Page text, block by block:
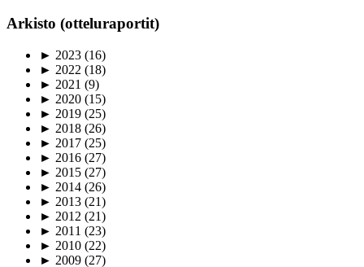
Arkisto (otteluraportit)
► 2023 (16)
► 2022 (18)
► 2021 (9)
► 2020 (15)
► 2019 (25)
► 2018 (26)
► 2017 (25)
► 2016 (27)
► 2015 (27)
► 2014 (26)
► 2013 (21)
► 2012 (21)
► 2011 (23)
► 2010 (22)
► 2009 (27)